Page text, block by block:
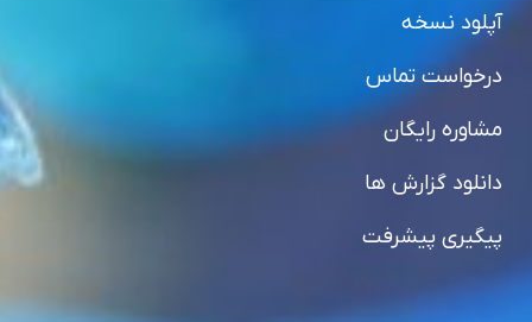
آپلود نسخه
درخواست تماس
مشاوره رایگان
دانلود گزارش ها
پیگیری پیشرفت